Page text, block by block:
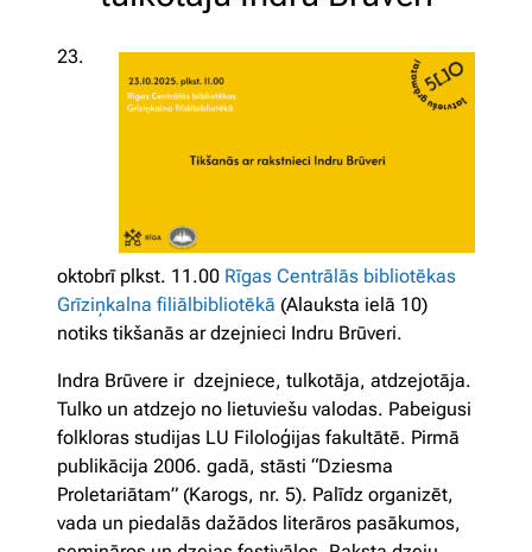
23.
oktobrī plkst. 11.00 Rīgas Centrālās bibliotēkas
Grīziņkalna filiālbibliotēkā (Alauksta ielā 10)
notiks tikšanās ar dzejnieci Indru Brūveri.
Indra Brūvere ir dzejniece, tulkotāja, atdzejotāja.
Tulko un atdzejo no lietuviešu valodas. Pabeigusi
folkloras studijas LU Filoloģijas fakultātē. Pirmā
publikācija 2006. gadā, stāsti “Dziesma
Proletariātam” (Karogs, nr. 5). Palīdz organizēt,
vada un piedalās dažādos literāros pasākumos,